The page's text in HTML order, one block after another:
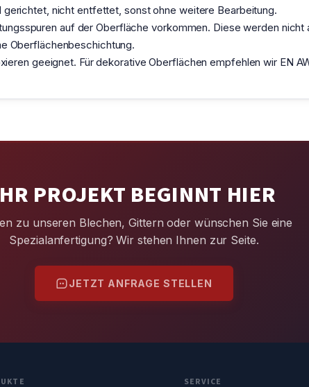
nicht entfettet, sonst ohne weitere Bearbeitung.
auf der Oberfläche vorkommen. Diese werden nicht
Oberflächenbeschichtung.
geeignet. Für dekorative Oberflächen empfehlen wir EN
PROJEKT BEGINNT HIER
zu unseren Blechen, Gittern oder wünschen Sie eine
Spezialanfertigung? Wir stehen Ihnen zur Seite.
JETZT ANFRAGE STELLEN
SERVICE